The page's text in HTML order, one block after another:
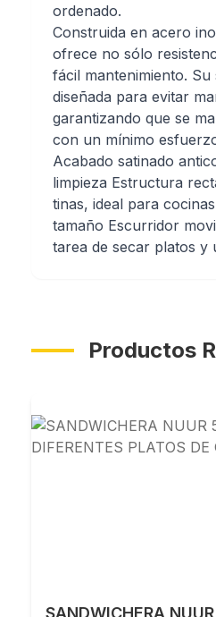
ordenado.
Construida en acero
ofrece no sólo
fácil mantenimiento. Su
diseñada para evitar
garantizando que se
con un mínimo
Acabado satinado
limpieza Estructura
tinas, ideal para
tamaño Escurridor
tarea de secar platos y
Productos